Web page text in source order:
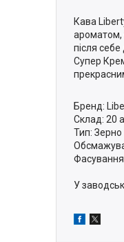
Кава
ароматом,
після себе
Супер
Бренд:
Склад: 20
Тип: Зерно
У